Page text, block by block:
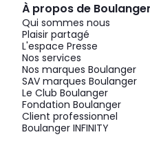
À propos de Boulanger
Qui sommes nous
Plaisir partagé
L'espace Presse
Nos services
Nos marques Boulanger
SAV marques Boulanger
Le Club Boulanger
Fondation Boulanger
Client professionnel
Boulanger INFINITY